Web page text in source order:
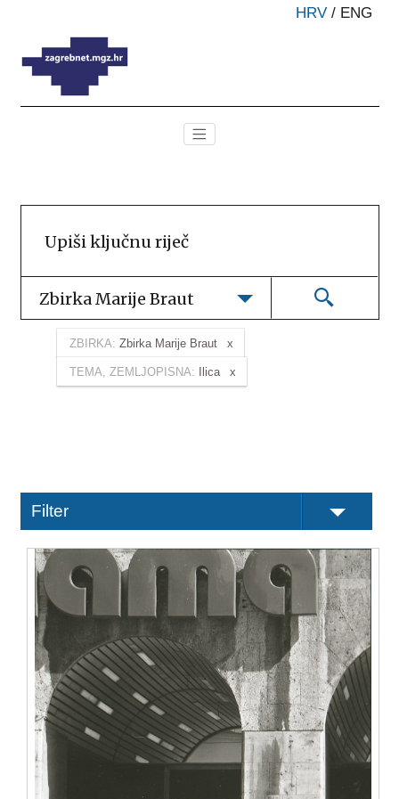
HRV / ENG
Zbirka Marije Braut
ZBIRKA: Zbirka Marije Braut
TEMA, ZEMLJOPISNA: Ilica
Filter